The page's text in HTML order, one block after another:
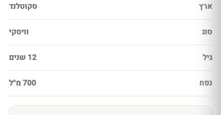
ארץ סקוטלנד
סוג וויסקי
גיל 12 שנים
נפח 700 מ''ל